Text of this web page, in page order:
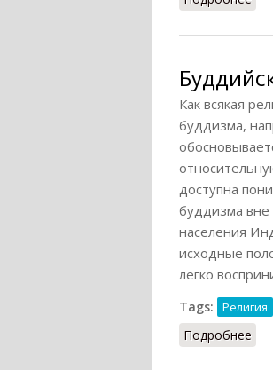
Как всякая
буддизма,
доступна
буддизма вне
населения
исходные
легко
Tags: Религия
Подробнее